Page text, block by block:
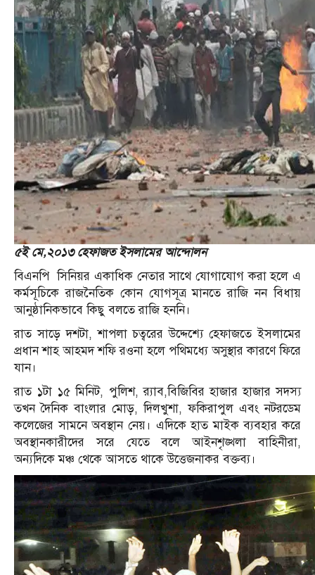
৫ই মে,২০১৩ হেফাজত ইসলামের আন্দোলন
বিএনপি সিনিয়র একাধিক নেতার সাথে যোগাযোগ করা হলে এ
কর্মসূচিকে রাজনৈতিক কোন যোগসূত্র মানতে রাজি নন বিধায়
আনুষ্ঠানিকভাবে কিছু বলতে রাজি হননি।
রাত সাড়ে দশটা, শাপলা চত্বরের উদ্দেশ্যে হেফাজতে ইসলামের
প্রধান শাহ আহমদ শফি রওনা হলে পথিমধ্যে অসুস্থার কারণে ফিরে
যান।
রাত ১টা ১৫ মিনিট, পুলিশ, র‍্যাব,বিজিবির হাজার হাজার সদস্য
তখন দৈনিক বাংলার মোড়, দিলখুশা, ফকিরাপুল এবং নটরডেম
কলেজের সামনে অবস্থান নেয়। এদিকে হাত মাইক ব্যবহার করে
অবস্থানকারীদের সরে যেতে বলে আইনশৃঙ্খলা বাহিনীরা,
অন্যদিকে মঞ্চ থেকে আসতে থাকে উত্তেজনাকর বক্তব্য।